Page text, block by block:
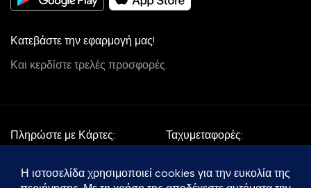
Κατεβάστε την εφαρμογή μας!
Και κερδίστε τρελές προσφορές.
Πληρώστε με Κάρτες: Ταχυμεταφορές: